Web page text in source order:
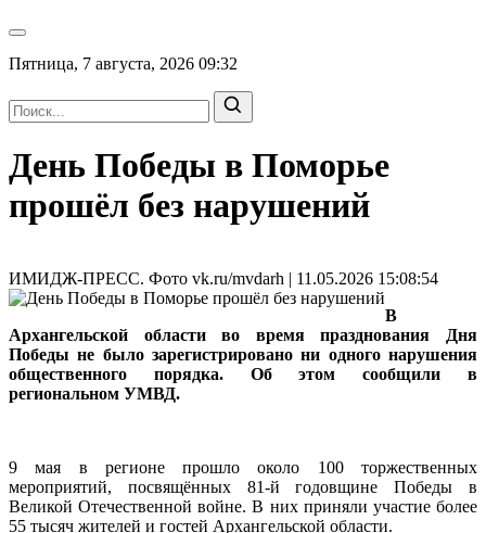
Пятница, 7 августа, 2026 09:32
День Победы в Поморье
прошёл без нарушений
ИМИДЖ-ПРЕСС. Фото vk.ru/mvdarh | 11.05.2026 15:08:54
В
Архангельской области во время празднования Дня
Победы не было зарегистрировано ни одного нарушения
общественного порядка. Об этом сообщили в
региональном УМВД.
9 мая в регионе прошло около 100 торжественных
мероприятий, посвящённых 81-й годовщине Победы в
Великой Отечественной войне. В них приняли участие более
55 тысяч жителей и гостей Архангельской области.